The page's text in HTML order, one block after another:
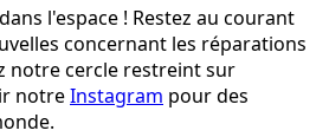
l'espace ! Restez au courant
concernant les réparations
notre cercle restreint sur
notreInstagram pour des